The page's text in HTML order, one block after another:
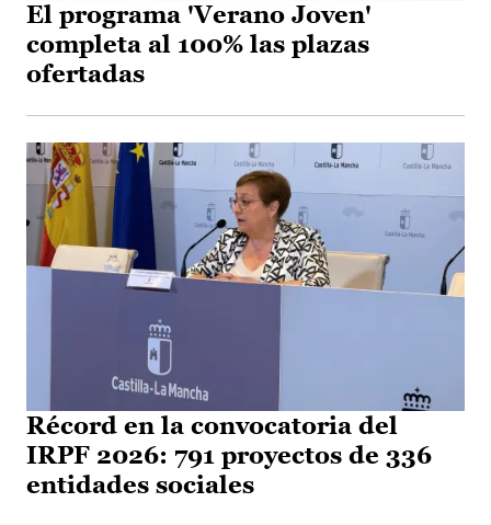
El programa 'Verano Joven'
completa al 100% las plazas
ofertadas
Récord en la convocatoria del
IRPF 2026: 791 proyectos de 336
entidades sociales